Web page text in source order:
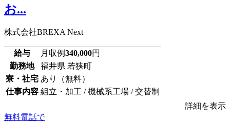
お...
株式会社BREXA Next
給与 月収例340,000円
勤務地
福井県 若狭町
寮・社宅 あり（無料）
仕事内容 組立・加工 / 機械系工場 / 交替制
詳細を表示
無料電話で